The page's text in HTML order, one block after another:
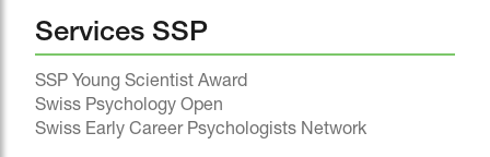
Services SSP
SSP Young Scientist Award
Swiss Psychology Open
Swiss Early Career Psychologists Network